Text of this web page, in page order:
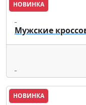
НОВИНКА
Lacoste
Мужские
НОВИНКА
Lacoste